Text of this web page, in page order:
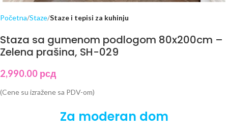
Početna Staze Staze i tepisi za kuhinju
Staza sa gumenom podlogom 80x200cm –
Zelena prašina, SH-029
2,990.00 рсд
(Cene su izražene sa PDV-om)
Za moderan dom